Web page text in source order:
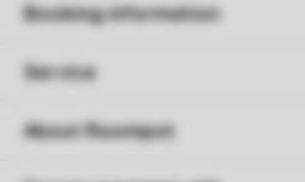
Booking information
Service
About Roompot